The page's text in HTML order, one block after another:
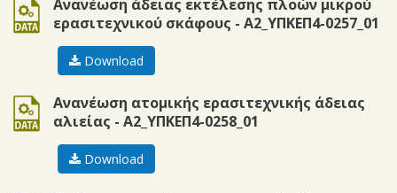
Ανανέωση άδειας εκτέλεσης πλοών μικρού
ερασιτεχνικού σκάφους - Α2_ΥΠΚΕΠ4-0257_01
doc
Download
Ανανέωση ατομικής ερασιτεχνικής άδειας
αλιείας - Α2_ΥΠΚΕΠ4-0258_01
doc
Download